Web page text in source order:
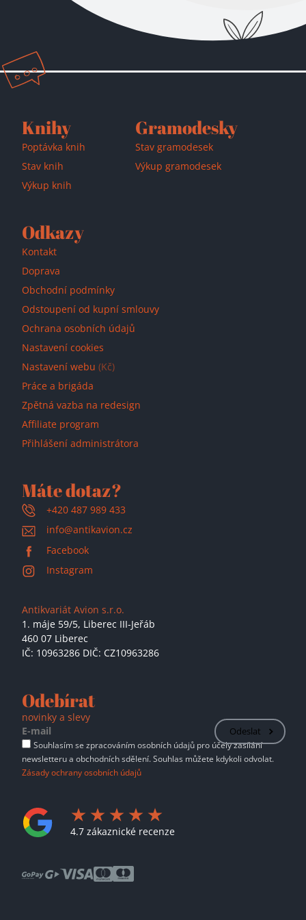
Přidáno do košíku!
Knihy
Poptávka knih
Stav knih
Výkup knih
Gramodesky
Stav gramodesek
Výkup gramodesek
Odkazy
Kontakt
Doprava
Obchodní podmínky
Odstoupení od kupní smlouvy
Ochrana osobních údajů
Nastavení cookies
Nastavení webu (Kč)
Práce a brigáda
Zpětná vazba na redesign
Affiliate program
Přihlášení administrátora
Máte dotaz?
+420 487 989 433
info@antikavion.cz
Facebook
Instagram
Antikvariát Avion s.r.o.
1. máje 59/5, Liberec III-Jeřáb
460 07 Liberec
IČ: 10963286 DIČ: CZ10963286
Odebírat
novinky a slevy
Odeslat
Souhlasím se zpracováním osobních údajů pro účely zasílání
newsletteru a obchodních sdělení. Souhlas můžete kdykoli odvolat.
Zásady ochrany osobních údajů
4.7 zákaznické recenze